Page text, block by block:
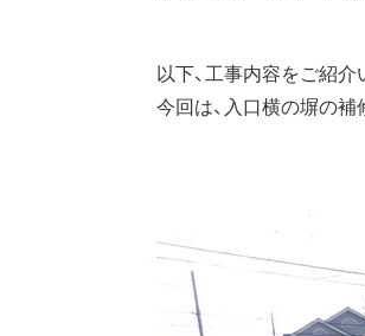
以下、工事内容をご紹介
今回は、入口横の塀の補